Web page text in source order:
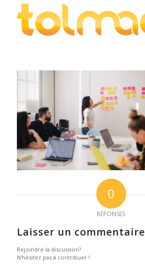
0
RÉPONSES
Laisser un commentaire
Rejoindre la discussion?
N’hésitez pas à contribuer !